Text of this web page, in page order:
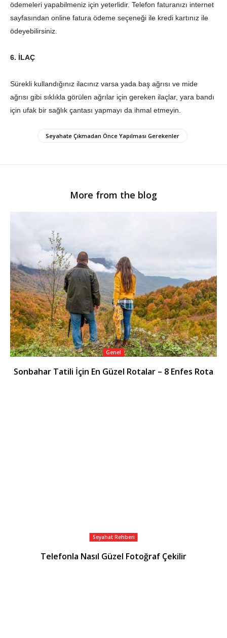
ödemeleri yapabilmeniz için yeterlidir. Telefon faturanızı internet
sayfasından online fatura ödeme seçeneği ile kredi kartınız ile
ödeyebilirsiniz.
6. İLAÇ
Sürekli kullandığınız ilacınız varsa yada baş ağrısı ve mide
ağrısı gibi sıklıkla görülen ağrılar için gereken ilaçlar, yara bandı
için ufak bir sağlık çantası yapmayı da ihmal etmeyin.
Seyahate Çıkmadan Önce Yapılması Gerekenler
More from the blog
Genel
Sonbahar Tatili İçin En Güzel Rotalar – 8 Enfes Rota
Seyahat Rehberi
Telefonla Nasıl Güzel Fotoğraf Çekilir